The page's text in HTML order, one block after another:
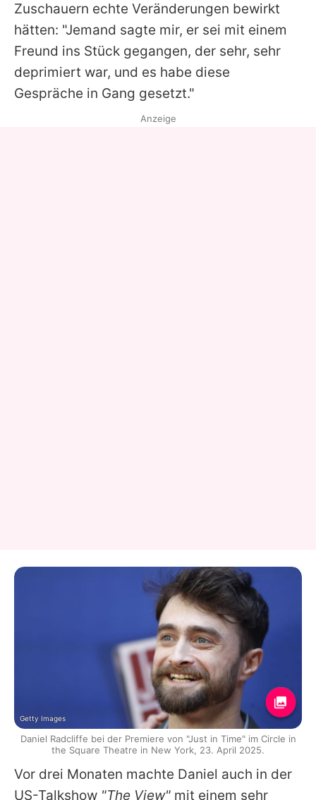
Zuschauern echte Veränderungen bewirkt
hätten: "Jemand sagte mir, er sei mit einem
Freund ins Stück gegangen, der sehr, sehr
deprimiert war, und es habe diese
Gespräche in Gang gesetzt."
Vor drei Monaten machte Daniel auch in der
US-Talkshow "The View" mit einem sehr
Anzeige
Getty Images
Daniel Radcliffe bei der Premiere von "Just in Time" im Circle in
the Square Theatre in New York, 23. April 2025.